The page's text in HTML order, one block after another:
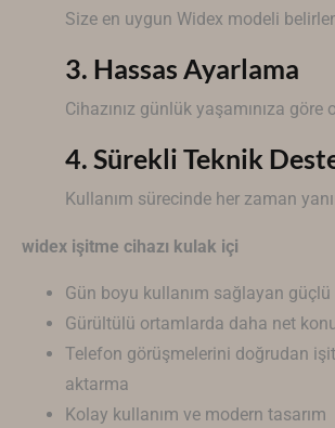
Size en uygun Widex modeli
3. Hassas Ayarlama
Cihazınız günlük yaşamınıza göre
4. Sürekli Teknik
Kullanım sürecinde her zaman
widex işitme cihazı kulak içi
Gün boyu kullanım sağlayan
Gürültülü ortamlarda daha net
Telefon görüşmelerini doğrudan
aktarma
Kolay kullanım ve modern tasarım